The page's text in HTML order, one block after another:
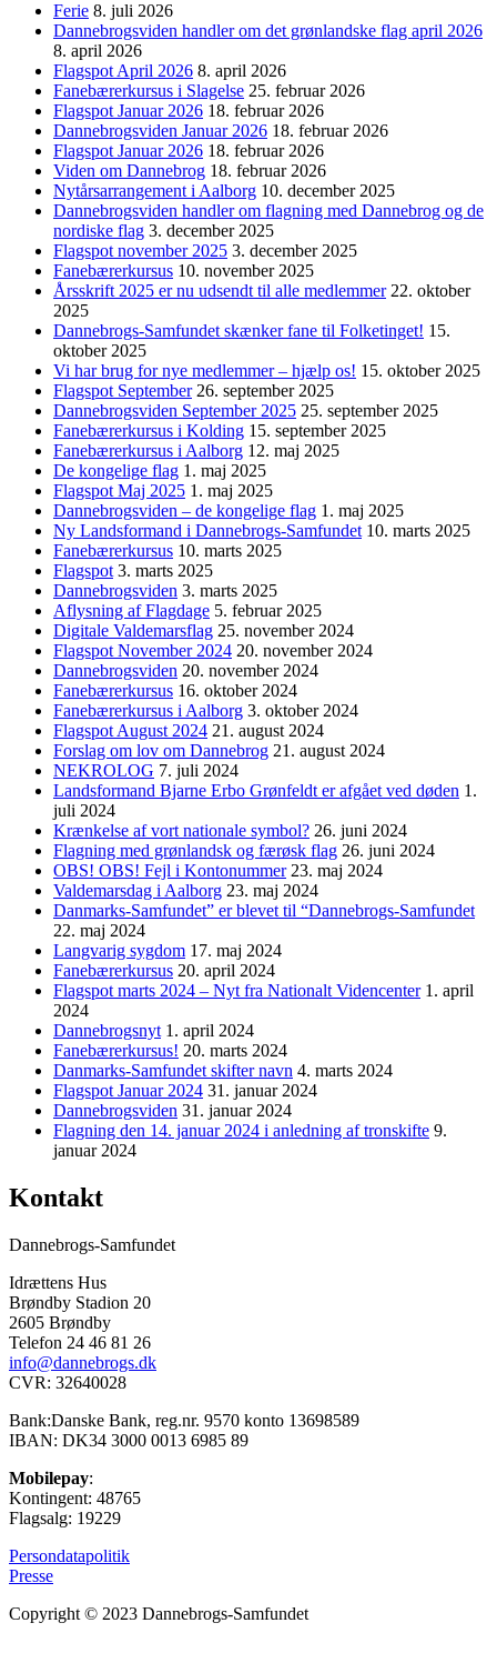
Ferie 8. juli 2026
Dannebrogsviden handler om det grønlandske flag april 2026
8. april 2026
Flagspot April 2026 8. april 2026
Fanebærerkursus i Slagelse 25. februar 2026
Flagspot Januar 2026 18. februar 2026
Dannebrogsviden Januar 2026 18. februar 2026
Flagspot Januar 2026 18. februar 2026
Viden om Dannebrog 18. februar 2026
Nytårsarrangement i Aalborg 10. december 2025
Dannebrogsviden handler om flagning med Dannebrog og de
nordiske flag 3. december 2025
Flagspot november 2025 3. december 2025
Fanebærerkursus 10. november 2025
Årsskrift 2025 er nu udsendt til alle medlemmer 22. oktober
2025
Dannebrogs-Samfundet skænker fane til Folketinget! 15.
oktober 2025
Vi har brug for nye medlemmer – hjælp os! 15. oktober 2025
Flagspot September 26. september 2025
Dannebrogsviden September 2025 25. september 2025
Fanebærerkursus i Kolding 15. september 2025
Fanebærerkursus i Aalborg 12. maj 2025
De kongelige flag 1. maj 2025
Flagspot Maj 2025 1. maj 2025
Dannebrogsviden – de kongelige flag 1. maj 2025
Ny Landsformand i Dannebrogs-Samfundet 10. marts 2025
Fanebærerkursus 10. marts 2025
Flagspot 3. marts 2025
Dannebrogsviden 3. marts 2025
Aflysning af Flagdage 5. februar 2025
Digitale Valdemarsflag 25. november 2024
Flagspot November 2024 20. november 2024
Dannebrogsviden 20. november 2024
Fanebærerkursus 16. oktober 2024
Fanebærerkursus i Aalborg 3. oktober 2024
Flagspot August 2024 21. august 2024
Forslag om lov om Dannebrog 21. august 2024
NEKROLOG 7. juli 2024
Landsformand Bjarne Erbo Grønfeldt er afgået ved døden 1.
juli 2024
Krænkelse af vort nationale symbol? 26. juni 2024
Flagning med grønlandsk og færøsk flag 26. juni 2024
OBS! OBS! Fejl i Kontonummer 23. maj 2024
Valdemarsdag i Aalborg 23. maj 2024
Danmarks-Samfundet” er blevet til “Dannebrogs-Samfundet
22. maj 2024
Langvarig sygdom 17. maj 2024
Fanebærerkursus 20. april 2024
Flagspot marts 2024 – Nyt fra Nationalt Videncenter 1. april
2024
Dannebrogsnyt 1. april 2024
Fanebærerkursus! 20. marts 2024
Danmarks-Samfundet skifter navn 4. marts 2024
Flagspot Januar 2024 31. januar 2024
Dannebrogsviden 31. januar 2024
Flagning den 14. januar 2024 i anledning af tronskifte 9.
januar 2024
Kontakt
Dannebrogs-Samfundet
Idrættens Hus
Brøndby Stadion 20
2605 Brøndby
Telefon 24 46 81 26
info@dannebrogs.dk
CVR: 32640028
Bank:Danske Bank, reg.nr. 9570 konto 13698589
IBAN: DK34 3000 0013 6985 89
Mobilepay:
Kontingent: 48765
Flagsalg: 19229
Persondatapolitik
Presse
Copyright © 2023 Dannebrogs-Samfundet